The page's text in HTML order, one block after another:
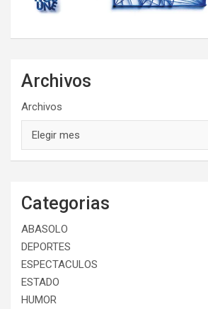
Archivos
Archivos
Categorias
ABASOLO
DEPORTES
ESPECTACULOS
ESTADO
HUMOR